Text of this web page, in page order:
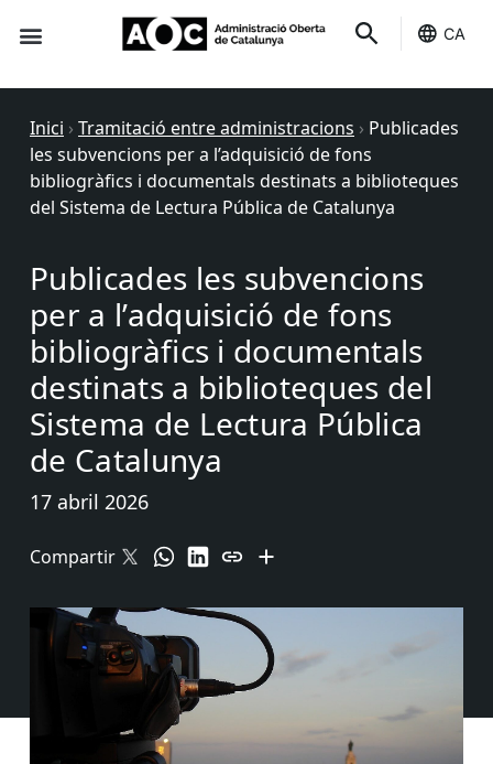
CA
Inici › Tramitació entre administracions › Publicades
les subvencions per a l’adquisició de fons
bibliogràfics i documentals destinats a biblioteques
del Sistema de Lectura Pública de Catalunya
Publicades les subvencions
per a l’adquisició de fons
bibliogràfics i documentals
destinats a biblioteques del
Sistema de Lectura Pública
de Catalunya
17 abril 2026
Compartir